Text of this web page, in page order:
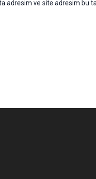
adresim ve site adresim bu